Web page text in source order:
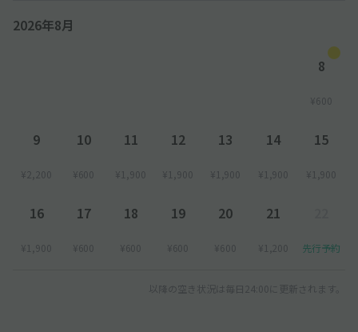
2026年8月
8
¥600
9
¥2,200
10
¥600
11
¥1,900
12
¥1,900
13
¥1,900
14
¥1,900
15
¥1,900
16
¥1,900
17
¥600
18
¥600
19
¥600
20
¥600
21
¥1,200 先行予約
以降の空き状況は毎日24:00に更新されます。